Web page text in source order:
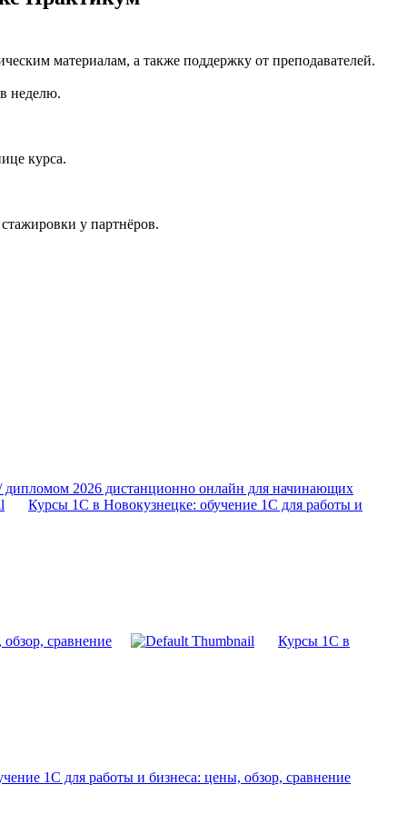
материалам, а также поддержку от преподавателей.
неделю.
курса.
у партнёров.
дипломом 2026 дистанционно онлайн для начинающих
Курсы 1С в Новокузнецке: обучение 1С для работы и
сравнение Курсы 1С в
1С для работы и бизнеса: цены, обзор, сравнение